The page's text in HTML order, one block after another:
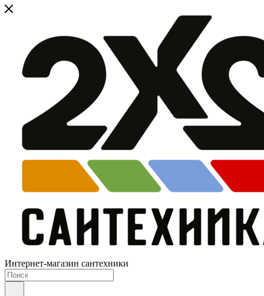
Интернет-магазин сантехники